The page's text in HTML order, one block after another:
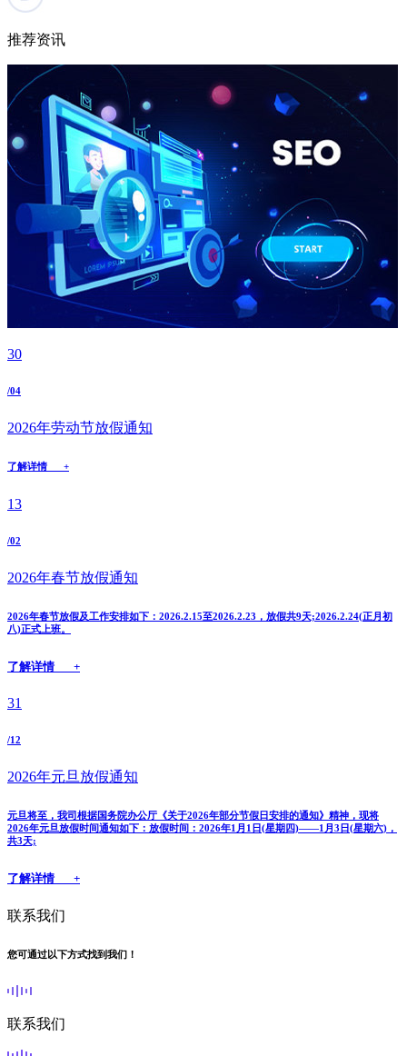
推荐资讯
30
/04
2026年劳动节放假通知
了解详情 +
13
/02
2026年春节放假通知
2026年春节放假及工作安排如下：2026.2.15至2026.2.23，放假共9天;2026.2.24(正月初
八)正式上班。
了解详情 +
31
/12
2026年元旦放假通知
元旦将至，我司根据国务院办公厅《关于2026年部分节假日安排的通知》精神，现将
2026年元旦放假时间通知如下：放假时间：2026年1月1日(星期四)——1月3日(星期六)，
共3天;
了解详情 +
联系我们
您可通过以下方式找到我们！
联系我们